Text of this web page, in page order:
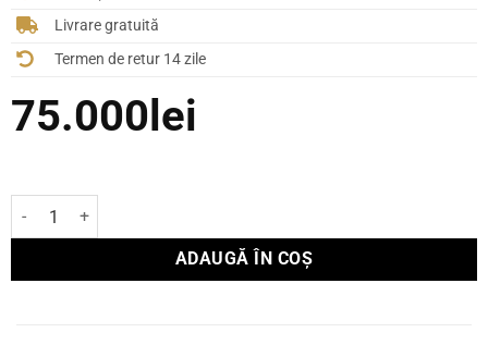
Livrare gratuită
Termen de retur 14 zile
75.000 lei
Cantitate Boxe de podea German Physiks Borderland Demo
ADAUGĂ ÎN COȘ